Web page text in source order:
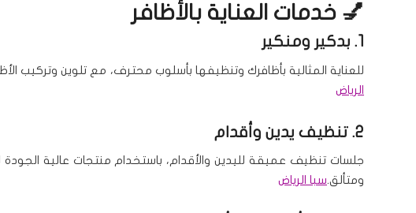
💅 خدمات العناية بالأظافر
1. بدكير ومنكير
للعناية المثالية بأظافرك وتنظيفها بأسلوب محترف، مع تلوين وتركيب
الرياض
2. تنظيف يدين وأقدام
جلسات تنظيف عميقة لليدين والأقدام، باستخدام منتجات عالية
ومتألق.سبا الرياض